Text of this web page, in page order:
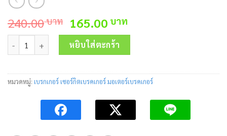
240.00บาท Original
price
was:
240.00 บาท.
165.00 บาท
price
165.00 บาท.
จำนวน เซอร์กิตเบรคเกอร์ BH-D6 1P 25A 6kA Mitsubishi ชิ้น
หยิบใส่ตะกร้า
หมวดหมู่: เบรกเกอร์ เซอร์กิตเบรคเกอร์ มอเตอร์เบรคเกอร์